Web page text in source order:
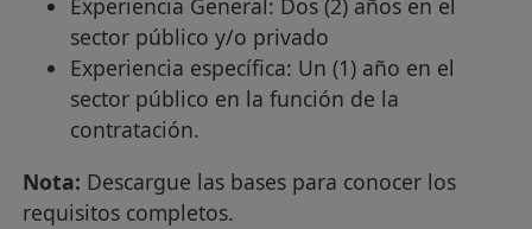
Experiencia General: Dos (2) años en el
sector público y/o privado
Experiencia específica: Un (1) año en el
sector público en la función de la
contratación.
Nota: Descargue las bases para conocer los
requisitos completos.